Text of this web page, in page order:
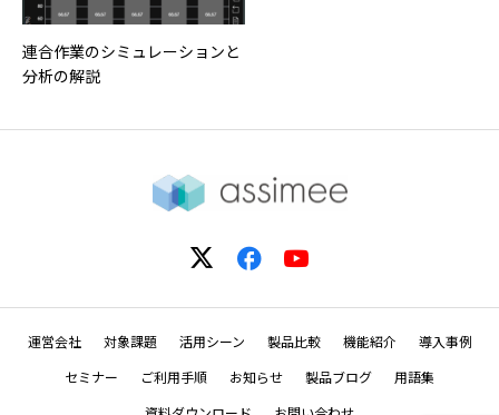
連合作業のシミュレーションと
分析の解説
運営会社 対象課題 活用シーン 製品比較 機能紹介
導入事例
セミナー
ご利用手順 お知らせ 製品ブログ
用語集